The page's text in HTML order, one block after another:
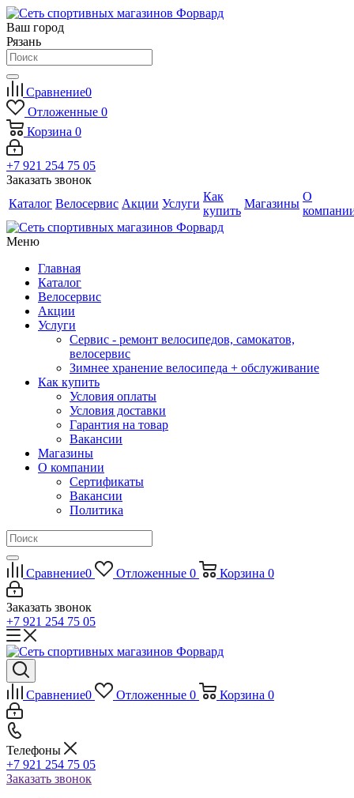
Ваш город
Рязань
Сравнение0
Отложенные 0
Корзина 0
+7 921 254 75 05
Заказать звонок
Каталог Велосервис Акции Услуги
Как
купить
Магазины
О
Меню
Главная
Каталог
Велосервис
Акции
Услуги
Сервис - ремонт велосипедов, самокатов,
велосервис
Зимнее хранение велосипеда + обслуживание
Как купить
Условия оплаты
Условия доставки
Гарантия на товар
Вакансии
Магазины
О компании
Сертификаты
Вакансии
Политика
Сравнение0 Отложенные 0 Корзина 0
Заказать звонок
+7 921 254 75 05
Сравнение0 Отложенные 0 Корзина 0
Телефоны
+7 921 254 75 05
Заказать звонок